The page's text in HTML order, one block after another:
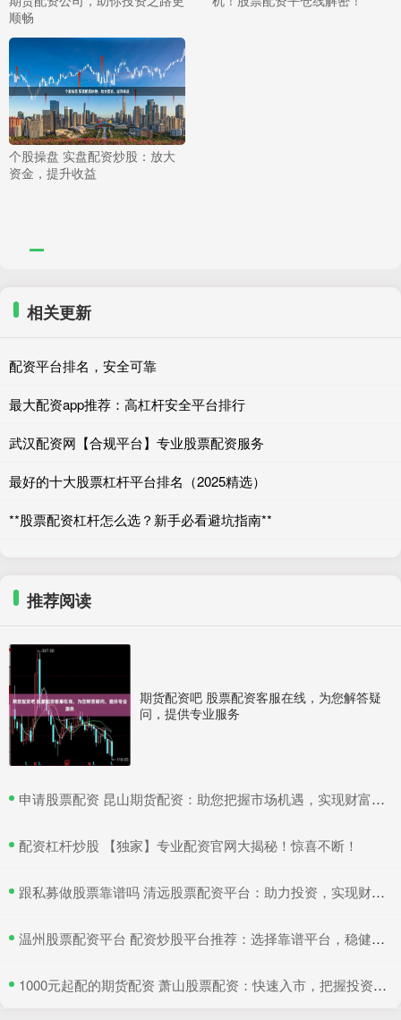
顺畅
个股操盘 实盘配资炒股：放大
资金，提升收益
相关更新
配资平台排名，安全可靠
最大配资app推荐：高杠杆安全平台排行
武汉配资网【合规平台】专业股票配资服务
最好的十大股票杠杆平台排名（2025精选）
**股票配资杠杆怎么选？新手必看避坑指南**
推荐阅读
期货配资吧 股票配资客服在线，为您解答疑
问，提供专业服务
​申请股票配资 昆山期货配资：助您把握市场机遇，实现财富梦想
​配资杠杆炒股 【独家】专业配资官网大揭秘！惊喜不断！
​跟私募做股票靠谱吗 清远股票配资平台：助力投资，实现财富增值
​温州股票配资平台 配资炒股平台推荐：选择靠谱平台，稳健投资
​1000元起配的期货配资 萧山股票配资：快速入市，把握投资良机